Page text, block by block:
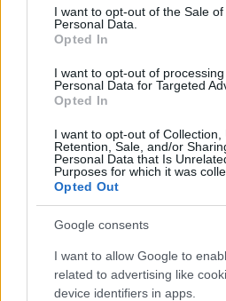
consent section.
I want to opt-out of the Sale of
Personal Data.
Opted In
I want to opt-out of
Personal Data for Targeted
Opted In
I want to opt-out of Collection,
Retention, Sale, and/or
Personal Data that Is
Purposes for which it was
Opted Out
Google consents
I want to allow Google to
related to advertising like
device identifiers in apps.
összetartozó részeket
áthelyezi, majd másként olvassa
nyelvi példa erre a jelenségre a
beszélt nyelvben különösen
Miklós egyik regényének a címe:
Feltehetően az édes
nyelv volt, ebből keletkezett
anyanyelv. A téves tagolásban